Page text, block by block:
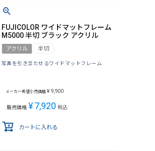
FUJICOLOR ワイドマットフレーム
M5000 半切 ブラック アクリル
アクリル 半切
写真を引き立たせるワイドマットフレーム
メーカー希望小売価格 ¥ 9,900
販売価格 ¥7,920 税込
カートに入れる